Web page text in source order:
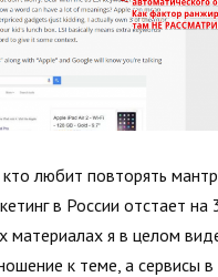
любит повторять
в России отстает на
материалах я в целом
к теме, а сервисы в